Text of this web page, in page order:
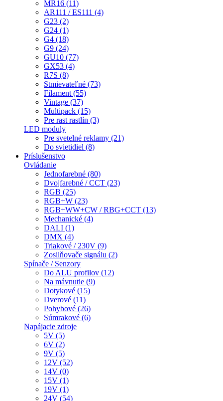
MR16 (11)
AR111 / ES111 (4)
G23 (2)
G24 (1)
G4 (18)
G9 (24)
GU10 (77)
GX53 (4)
R7S (8)
Stmievateľné (73)
Filament (55)
Vintage (37)
Multipack (15)
Pre rast rastlín (3)
LED moduly
Pre svetelné reklamy (21)
Do svietidiel (8)
Príslušenstvo
Ovládanie
Jednofarebné (80)
Dvojfarebné / CCT (23)
RGB (25)
RGB+W (23)
RGB+WW+CW / RBG+CCT (13)
Mechanické (4)
DALI (1)
DMX (4)
Triakové / 230V (9)
Zosilňovače signálu (2)
Spínače / Senzory
Do ALU profilov (12)
Na mávnutie (9)
Dotykové (15)
Dverové (11)
Pohybové (26)
Súmrakové (6)
Napájacie zdroje
5V (5)
6V (2)
9V (5)
12V (52)
14V (0)
15V (1)
19V (1)
24V (54)